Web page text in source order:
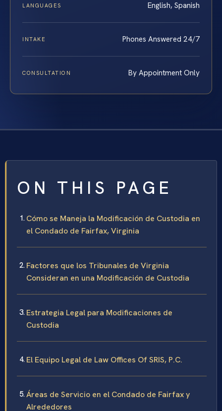
LANGUAGES English, Spanish
INTAKE Phones Answered 24/7
CONSULTATION By Appointment Only
ON THIS PAGE
Cómo se Maneja la Modificación de Custodia en
el Condado de Fairfax, Virginia
Factores que los Tribunales de Virginia
Consideran en una Modificación de Custodia
Estrategia Legal para Modificaciones de
Custodia
El Equipo Legal de Law Offices Of SRIS, P.C.
Áreas de Servicio en el Condado de Fairfax y
Alrededores